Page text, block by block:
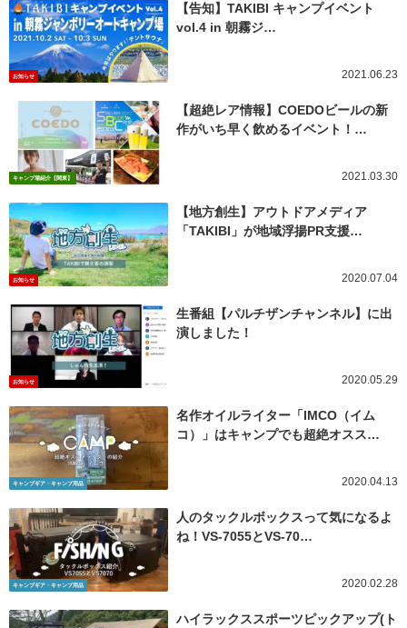
お知らせ
【告知】TAKIBI キャンプイベント
vol.4 in 朝霧ジ…
2021.06.23
キャンプ場紹介【関東】
【超絶レア情報】COEDOビールの新
作がいち早く飲めるイベント！…
2021.03.30
お知らせ
【地方創生】アウトドアメディア
「TAKIBI」が地域浮揚PR支援…
2020.07.04
お知らせ
生番組【パルチザンチャンネル】に出
演しました！
2020.05.29
キャンプギア・キャンプ用品
名作オイルライター「IMCO（イム
コ）」はキャンプでも超絶オスス…
2020.04.13
キャンプギア・キャンプ用品
人のタックルボックスって気になるよ
ね！VS-7055とVS-70…
2020.02.28
ハイラックススポーツピックアップ(ト